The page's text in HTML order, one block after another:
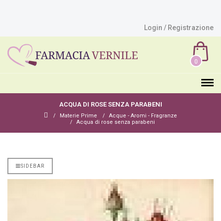
Login / Registrazione
0
ACQUA DI ROSE SENZA PARABENI
Materie Prime
Acque - Aromi - Fragranze
Acqua di rose senza parabeni
SIDEBAR